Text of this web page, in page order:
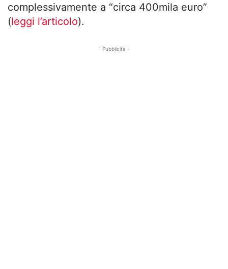
complessivamente a “circa 400mila euro”
(leggi l’articolo).
- Pubblicità -